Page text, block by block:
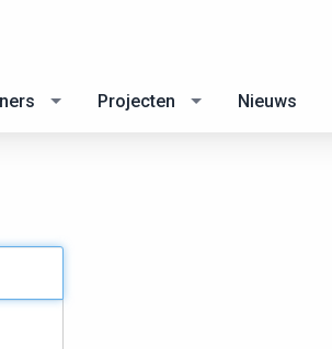
Projecten Nieuws